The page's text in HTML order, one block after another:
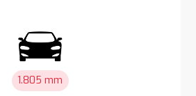
1.805 mm